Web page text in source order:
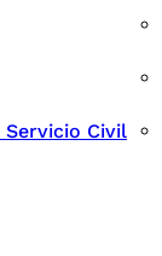
Servicio Civil